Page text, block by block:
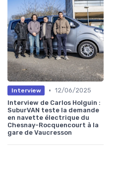
Interview • 12/06/2025
Interview de Carlos Holguin :
SuburVAN teste la demande
en navette électrique du
Chesnay-Rocquencourt à la
gare de Vaucresson